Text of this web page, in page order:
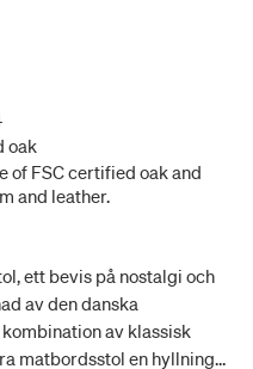
oak
of FSC certified oak and
and leather.
ett bevis på nostalgi och
av den danska
av klassisk
matbordsstol en hyllning